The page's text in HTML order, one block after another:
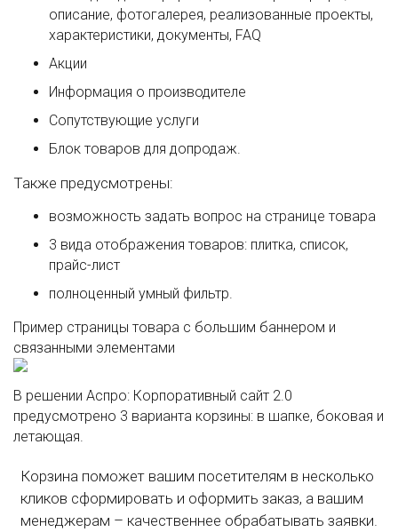
описание, фотогалерея, реализованные проекты,
характеристики, документы, FAQ
Акции
Информация о производителе
Сопутствующие услуги
Блок товаров для допродаж.
Также предусмотрены:
возможность задать вопрос на странице товара
3 вида отображения товаров: плитка, список,
прайс-лист
полноценный умный фильтр.
Пример страницы товара с большим баннером и
связанными элементами
В решении Аспро: Корпоративный сайт 2.0
предусмотрено 3 варианта корзины: в шапке, боковая и
летающая.
Корзина поможет вашим посетителям в несколько
кликов сформировать и оформить заказ, а вашим
менеджерам – качественнее обрабатывать заявки.